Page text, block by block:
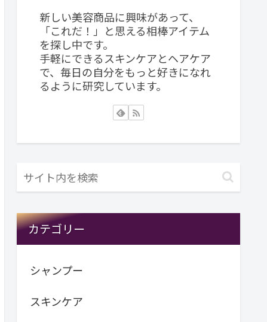
新しい美容商品に興味があって、
「これだ！」と思える相棒アイテム
を探し中です。
手軽にできるスキンケアとヘアケア
で、毎日の自分をもっと好きになれ
るように研究しています。
カテゴリー
シャンプー
スキンケア